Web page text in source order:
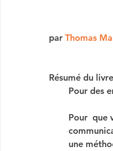
par Thomas
Résumé du
Pour des
Pour  que
une